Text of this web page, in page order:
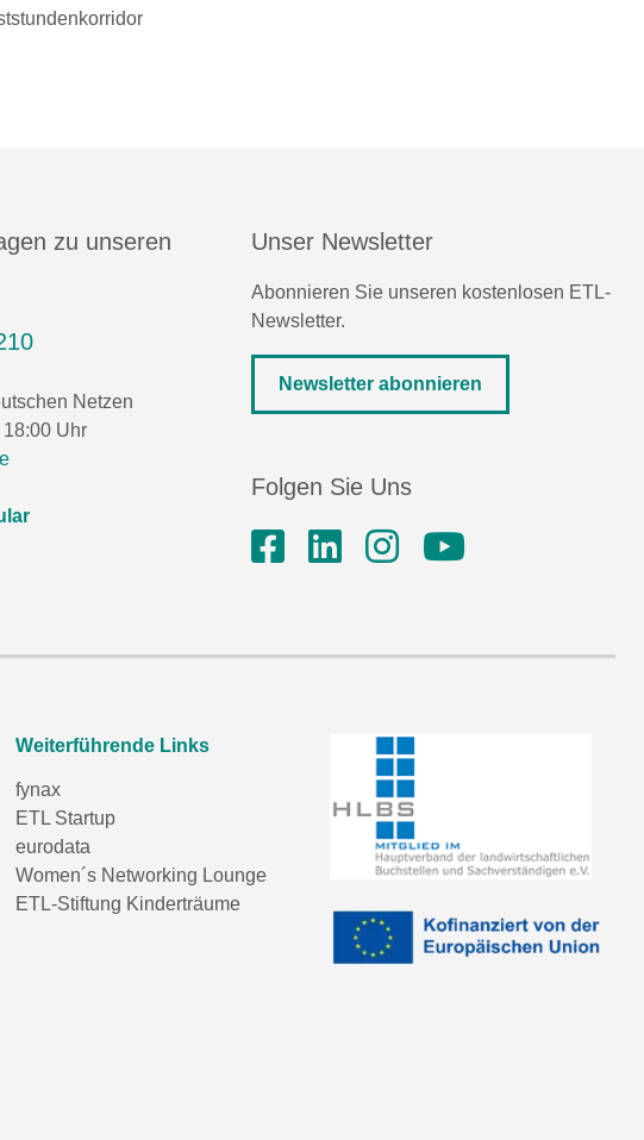
zu unseren
Netzen
18:00 Uhr
Unser Newsletter
Abonnieren Sie unseren kostenlosen ETL-
Newsletter.
Newsletter abonnieren
Folgen Sie Uns
Weiterführende Links
fynax
ETL Startup
eurodata
Women´s Networking Lounge
ETL-Stiftung Kinderträume